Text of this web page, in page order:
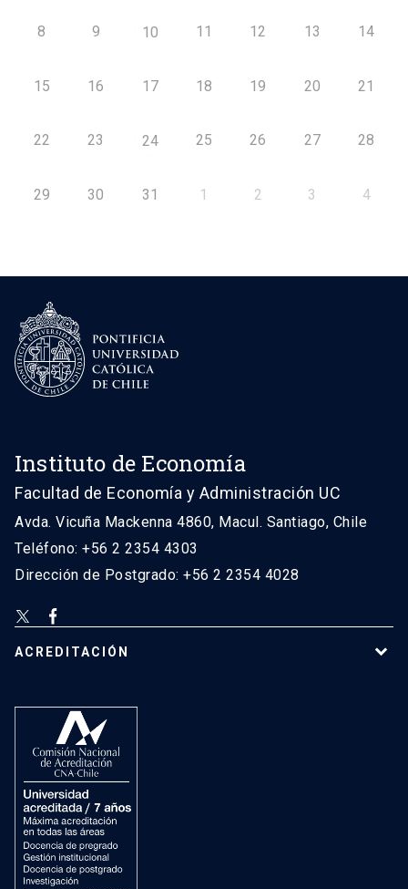
8 9 10 11 12 13 14
15 16 17 18 19 20 21
22 23 24 25 26 27 28
29 30 31 1 2 3 4
Instituto de Economía
Facultad de Economía y Administración UC
Avda. Vicuña Mackenna 4860, Macul. Santiago, Chile
Teléfono: +56 2 2354 4303
Dirección de Postgrado: +56 2 2354 4028
ACREDITACIÓN